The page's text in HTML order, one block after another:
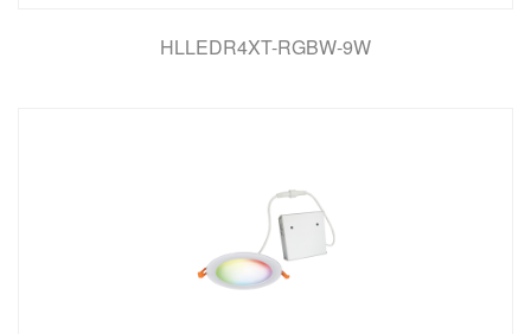
HLLEDR4XT-RGBW-9W